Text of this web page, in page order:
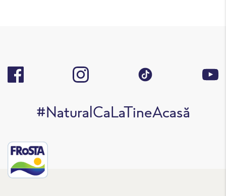
#NaturalCaLaTineAcasă